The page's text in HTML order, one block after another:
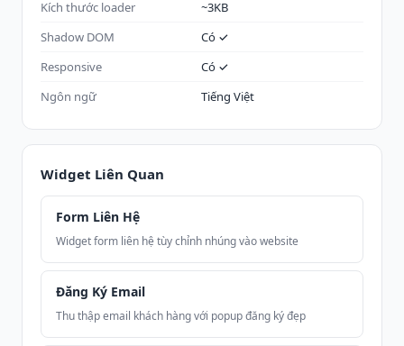
Kích thước loader
~3KB
Shadow DOM
Có ✓
Responsive
Có ✓
Ngôn ngữ
Tiếng Việt
Widget Liên Quan
Form Liên Hệ
Widget form liên hệ tùy chỉnh nhúng vào website
Đăng Ký Email
Thu thập email khách hàng với popup đăng ký đẹp